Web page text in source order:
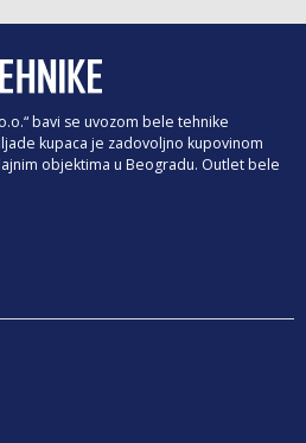
bavi se uvozom bele tehnike
kupaca je zadovoljno kupovinom
objektima u Beogradu. Outlet bele